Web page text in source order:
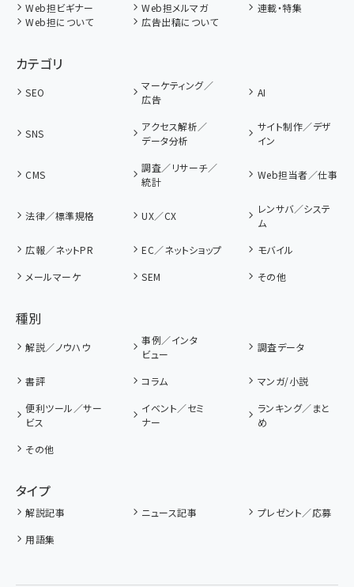
Web担ビギナー Web担メルマガ
連載・特集
Web担について
広告出稿について
カテゴリ
SEO
マーケティング／
広告
AI
SNS
アクセス解析／
データ分析
サイト制作／デザ
イン
CMS
調査／リサーチ／
統計
Web担当者／仕事
法律／標準規格 UX／CX
レンサバ／システ
ム
広報／ネットPR
EC／ネットショップ
モバイル
メールマーケ
SEM その他
種別
解説／ノウハウ
事例／インタ
ビュー
調査データ
書評 コラム
マンガ/小説
便利ツール／サー
ビス
イベント／セミ
ナー
ランキング／まと
め
その他
タイプ
解説記事 ニュース記事
プレゼント／応募
用語集